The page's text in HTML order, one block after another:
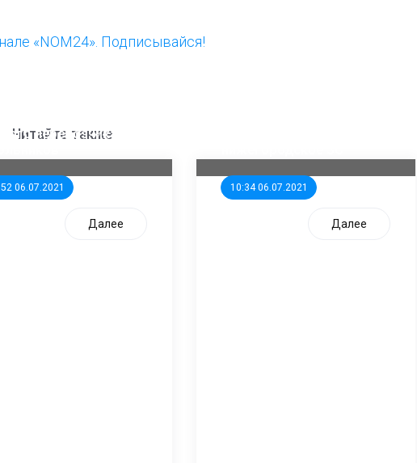
«NOM24». Подписывайся!
Читайте также
06.07.2021
перевозчика для
Далее
10:34 06.07.2021
Далее